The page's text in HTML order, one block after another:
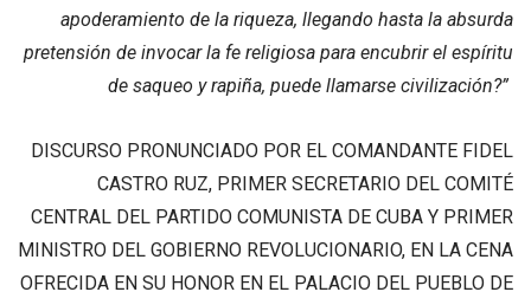
apoderamiento de la riqueza, llegando hasta la absurda
pretensión de invocar la fe religiosa para encubrir el espíritu
de saqueo y rapiña, puede llamarse civilización?”
DISCURSO PRONUNCIADO POR EL COMANDANTE FIDEL
CASTRO RUZ, PRIMER SECRETARIO DEL COMITÉ
CENTRAL DEL PARTIDO COMUNISTA DE CUBA Y PRIMER
MINISTRO DEL GOBIERNO REVOLUCIONARIO, EN LA CENA
OFRECIDA EN SU HONOR EN EL PALACIO DEL PUEBLO DE